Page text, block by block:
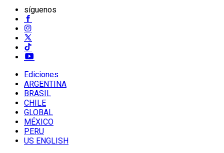
síguenos
Ediciones
ARGENTINA
BRASIL
CHILE
GLOBAL
MÉXICO
PERU
US ENGLISH